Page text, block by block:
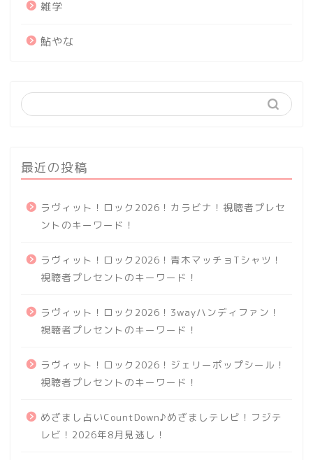
雑学
鮎やな
最近の投稿
ラヴィット！ロック2026！カラビナ！視聴者プレセ
ントのキーワード！
ラヴィット！ロック2026！青木マッチョTシャツ！
視聴者プレセントのキーワード！
ラヴィット！ロック2026！3wayハンディファン！
視聴者プレセントのキーワード！
ラヴィット！ロック2026！ジェリーポップシール！
視聴者プレセントのキーワード！
めざまし占いCountDown♪めざましテレビ！フジテ
レビ！2026年8月見逃し！